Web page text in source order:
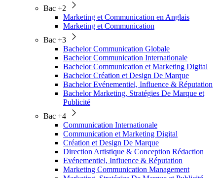
Bac +2
Marketing et Communication en Anglais
Marketing et Communication
Bac +3
Bachelor Communication Globale
Bachelor Communication Internationale
Bachelor Communication et Marketing Digital
Bachelor Création et Design De Marque
Bachelor Evénementiel, Influence & Réputation
Bachelor Marketing, Stratégies De Marque et
Publicité
Bac +4
Communication Internationale
Communication et Marketing Digital
Création et Design De Marque
Direction Artistique & Conception Rédaction
Evénementiel, Influence & Réputation
Marketing Communication Management